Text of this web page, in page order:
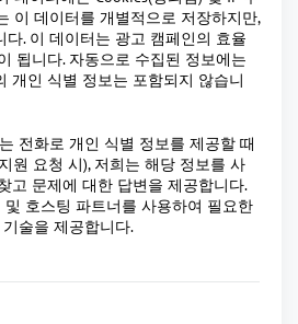
이 데이터를 개별적으로 저장하지만,
다. 이 데이터는 광고 캠페인의 효율
됩니다. 자동으로 수집된 정보에는
개인 식별 정보는 포함되지 않습니
전화로 개인 식별 정보를 제공할 때
원 요청 시), 저희는 해당 정보를 사
고 문제에 대한 답변을 제공합니다.
호스팅 파트너를 사용하여 필요한
술을 제공합니다.